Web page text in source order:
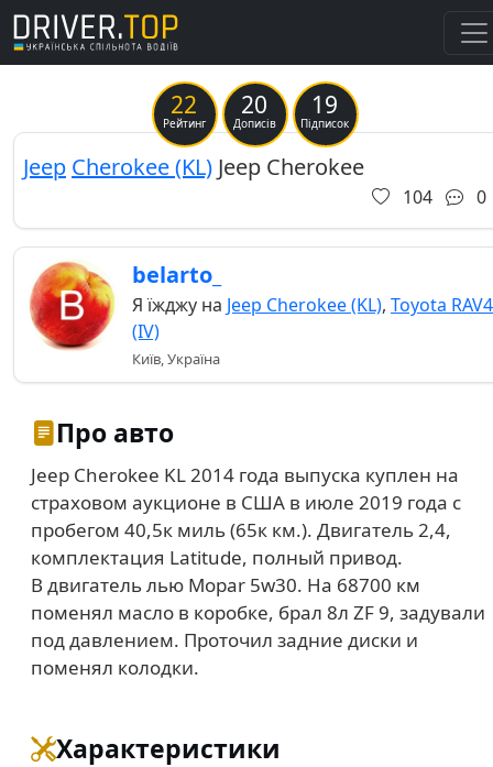
22
Рейтинг
20
Дописів
19
Підписок
Previous
Jeep Cherokee (KL) Jeep Cherokee
104 0
belarto_
Я їжджу на Jeep Cherokee (KL), Toyota RAV4
(IV)
Київ, Україна
Про авто
Jeep Cherokee KL 2014 года выпуска куплен на
страховом аукционе в США в июле 2019 года с
пробегом 40,5к миль (65к км.). Двигатель 2,4,
комплектация Latitude, полный привод.
В двигатель лью Mopar 5w30. На 68700 км
поменял масло в коробке, брал 8л ZF 9, задували
под давлением. Проточил задние диски и
поменял колодки.
Характеристики